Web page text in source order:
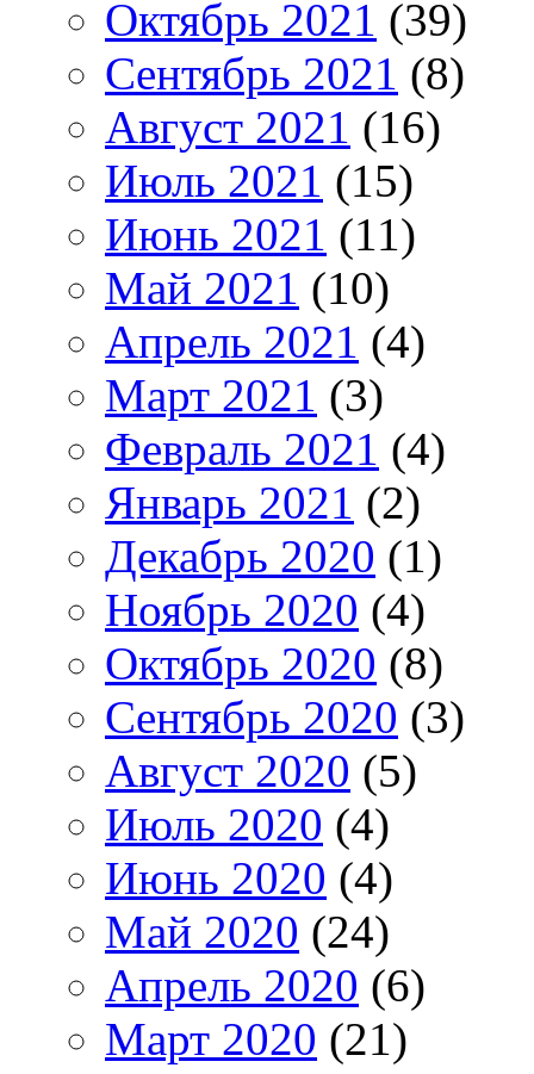
Октябрь 2021 (39)
Сентябрь 2021 (8)
Август 2021 (16)
Июль 2021 (15)
Июнь 2021 (11)
Май 2021 (10)
Апрель 2021 (4)
Март 2021 (3)
Февраль 2021 (4)
Январь 2021 (2)
Декабрь 2020 (1)
Ноябрь 2020 (4)
Октябрь 2020 (8)
Сентябрь 2020 (3)
Август 2020 (5)
Июль 2020 (4)
Июнь 2020 (4)
Май 2020 (24)
Апрель 2020 (6)
Март 2020 (21)